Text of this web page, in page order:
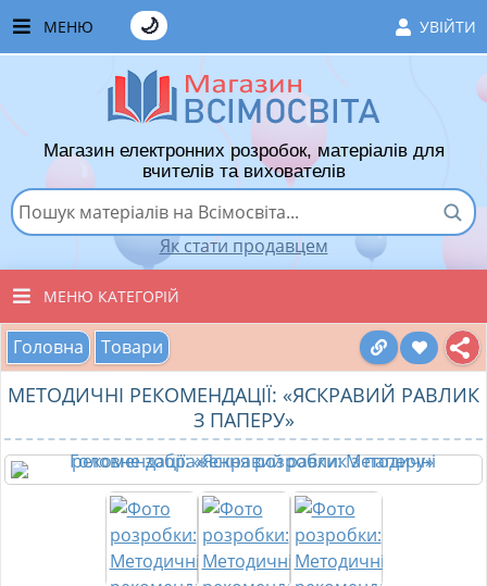
МЕНЮ УВІЙТИ
🌙
ЧАСТІ ЗАПИТАННЯ
ЯК ТУТ КУПУВАТИ
ЯК ТУТ ПРОДАВАТИ
ДОДАТИ РОЗРОБКУ
ВПОДОБАНІ ТОВАРИ
КОШИК
Магазин електронних розробок, матеріалів для
вчителів та вихователів
Як стати продавцем
МЕНЮ КАТЕГОРІЙ
ВСІ ТОВАРИ
ВИХОВАТЕЛЯМ ДНЗ
ПОЧАТКОВІ КЛАСИ
МАТЕРІАЛИ З ПРЕДМЕТІВ
РІЗНІ МАТЕРІАЛИ
Головна Товари
МЕТОДИЧНІ РЕКОМЕНДАЦІЇ: «ЯСКРАВИЙ РАВЛИК
З ПАПЕРУ»